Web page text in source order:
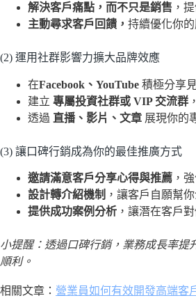
解決客戶痛點，而不只是銷售 ，
主動尋求客戶回饋， 持續優化你
(2) 運用社群影響力擴大品牌效應
在Facebook、YouTube 積極分享
建立 專屬投資社群或 VIP 交流群
透過 直播、影片、文章 展現你的
(3) 讓口碑行銷成為你的最佳推廣方式
邀請滿意客戶分享心得與推薦 ，
設計轉介紹機制 ，讓客戶自願幫
提供成功案例分析 ，讓潛在客戶
小提醒：透過口碑行銷，業務成長率提
順利。
相關文章： 營業員如何有效開發高端客